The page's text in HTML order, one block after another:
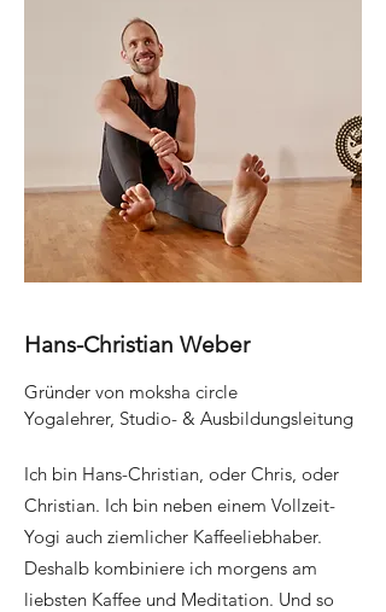
Hans-Christian Weber
Gründer von moksha circle
Yogalehrer, Studio- & Ausbildungsleitung
Ich bin Hans-Christian, oder Chris, oder
Christian. Ich bin neben einem Vollzeit-
Yogi auch ziemlicher Kaffeeliebhaber.
Deshalb kombiniere ich morgens am
liebsten Kaffee und Meditation. Und so